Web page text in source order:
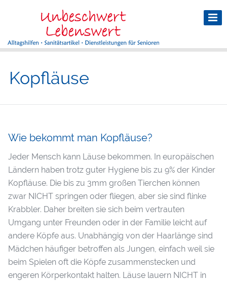
Kopfläuse
Wie bekommt man Kopfläuse?
Jeder Mensch kann Läuse bekommen. In europäischen
Ländern haben trotz guter Hygiene bis zu 9% der Kinder
Kopfläuse. Die bis zu 3mm großen Tierchen können
zwar NICHT springen oder fliegen, aber sie sind flinke
Krabbler. Daher breiten sie sich beim vertrauten
Umgang unter Freunden oder in der Familie leicht auf
andere Köpfe aus. Unabhängig von der Haarlänge sind
Mädchen häufiger betroffen als Jungen, einfach weil sie
beim Spielen oft die Köpfe zusammenstecken und
engeren Körperkontakt halten. Läuse lauern NICHT in